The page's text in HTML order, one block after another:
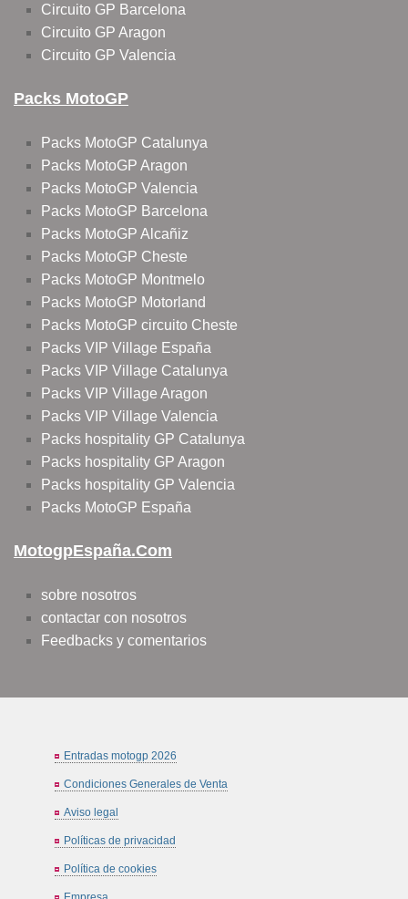
Circuito GP Barcelona
Circuito GP Aragon
Circuito GP Valencia
Packs MotoGP
Packs MotoGP Catalunya
Packs MotoGP Aragon
Packs MotoGP Valencia
Packs MotoGP Barcelona
Packs MotoGP Alcañiz
Packs MotoGP Cheste
Packs MotoGP Montmelo
Packs MotoGP Motorland
Packs MotoGP circuito Cheste
Packs VIP Village España
Packs VIP Village Catalunya
Packs VIP Village Aragon
Packs VIP Village Valencia
Packs hospitality GP Catalunya
Packs hospitality GP Aragon
Packs hospitality GP Valencia
Packs MotoGP España
MotogpEspaña.com
sobre nosotros
contactar con nosotros
Feedbacks y comentarios
Entradas motogp 2026
Condiciones Generales de Venta
Aviso legal
Políticas de privacidad
Política de cookies